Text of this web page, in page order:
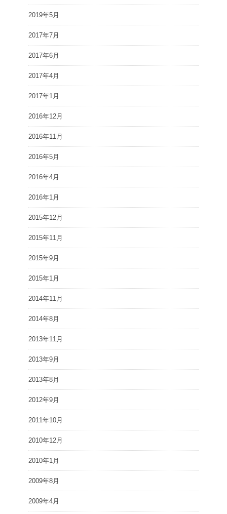
2019年5月
2017年7月
2017年6月
2017年4月
2017年1月
2016年12月
2016年11月
2016年5月
2016年4月
2016年1月
2015年12月
2015年11月
2015年9月
2015年1月
2014年11月
2014年8月
2013年11月
2013年9月
2013年8月
2012年9月
2011年10月
2010年12月
2010年1月
2009年8月
2009年4月